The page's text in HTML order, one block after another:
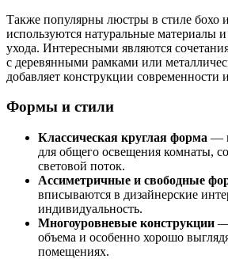
Также популярны люстры в стиле бохо
используются натуральные материалы
ухода. Интересными являются
с деревянными рамками или
добавляет конструкции современности
Формы и стили
Классическая круглая форма —
для общего освещения комнаты,
световой поток.
Ассиметричные и свободные
вписываются в дизайнерские
индивидуальность.
Многоуровневые конструкции —
объема и особенно хорошо
помещениях.